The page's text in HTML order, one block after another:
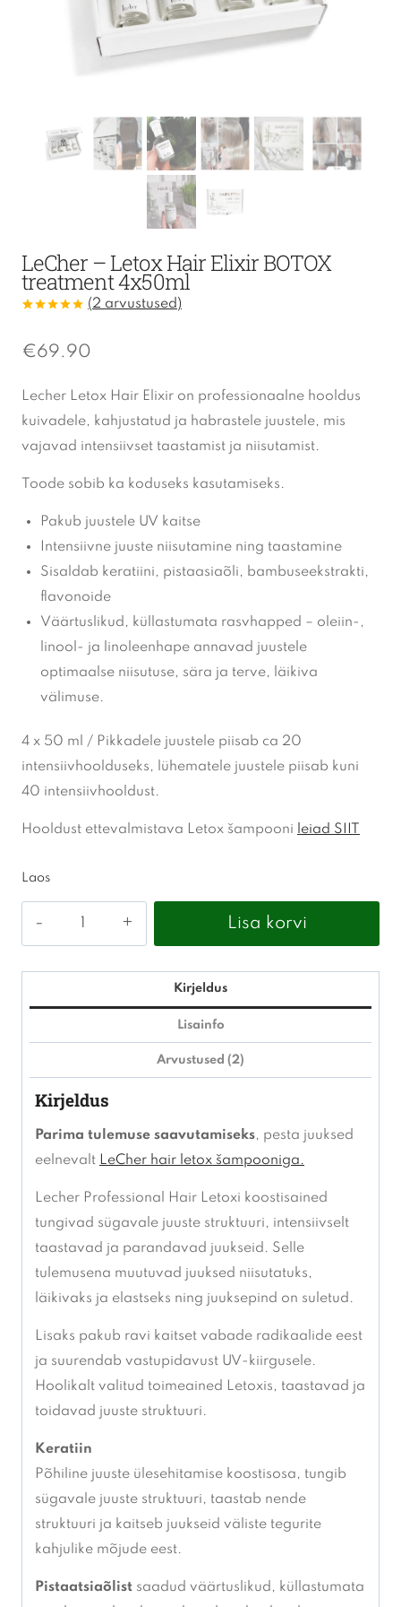
LeCher – Letox Hair Elixir BOTOX
treatment 4x50ml
kliendi
hinnangu
(2 arvustused)
€69.90
Lecher Letox Hair Elixir on professionaalne hooldus
kuivadele, kahjustatud ja habrastele juustele, mis
vajavad intensiivset taastamist ja niisutamist.
Toode sobib ka koduseks kasutamiseks.
Pakub juustele UV kaitse
Intensiivne juuste niisutamine ning taastamine
Sisaldab keratiini, pistaasiaõli, bambuseekstrakti,
flavonoide
Väärtuslikud, küllastumata rasvhapped – oleiin-,
linool- ja linoleenhape annavad juustele
optimaalse niisutuse, sära ja terve, läikiva
välimuse.
4 x 50 ml / Pikkadele juustele piisab ca 20
intensiivhoolduseks, lühematele juustele piisab kuni
40 intensiivhooldust.
Hooldust ettevalmistava Letox šampooni leiad SIIT
Laos
BOTOX
kogus
Lisa korvi
Kirjeldus
Lisainfo
Arvustused (2)
Kirjeldus
Parima tulemuse saavutamiseks, pesta juuksed
eelnevalt LeCher hair letox šampooniga.
Lecher Professional Hair Letoxi koostisained
tungivad sügavale juuste struktuuri, intensiivselt
taastavad ja parandavad juukseid. Selle
tulemusena muutuvad juuksed niisutatuks,
läikivaks ja elastseks ning juuksepind on suletud.
Lisaks pakub ravi kaitset vabade radikaalide eest
ja suurendab vastupidavust UV-kiirgusele.
Hoolikalt valitud toimeained Letoxis, taastavad ja
toidavad juuste struktuuri.
Keratiin
Põhiline juuste ülesehitamise koostisosa, tungib
sügavale juuste struktuuri, taastab nende
struktuuri ja kaitseb juukseid väliste tegurite
kahjulike mõjude eest.
Pistaatsiaõlist saadud väärtuslikud, küllastumata